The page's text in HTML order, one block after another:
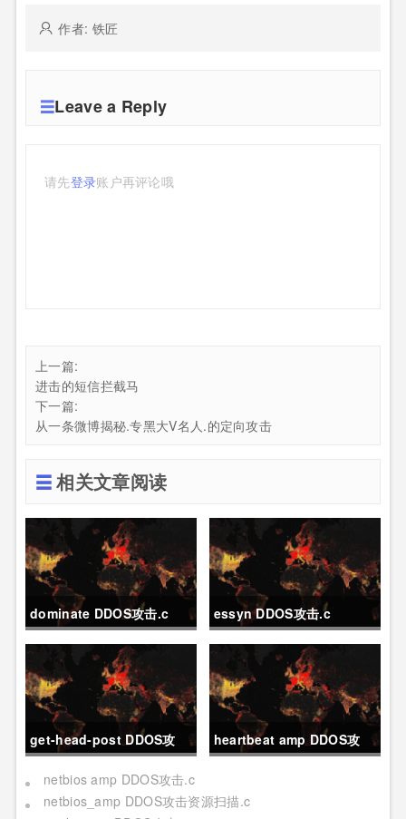
作者: 铁匠
Leave a Reply
请先登录账户再评论哦
上一篇:
进击的短信拦截马
下一篇:
从一条微博揭秘.专黑大V名人.的定向攻击
相关文章阅读
dominate DDOS攻击.c essyn DDOS攻击.c
get-head-post DDOS攻
击.c
heartbeat amp DDOS攻
netbios amp DDOS攻击.c
netbios_amp DDOS攻击资源扫描.c